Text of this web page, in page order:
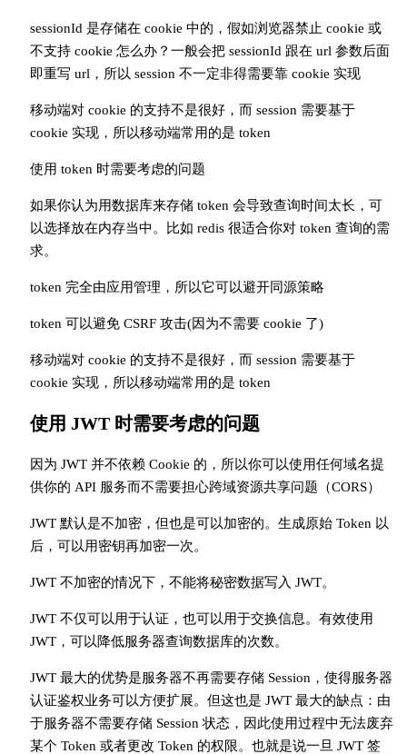
sessionId 是存储在 cookie 中的，假如浏览器禁止 cookie 或
不支持 cookie 怎么办？一般会把 sessionId 跟在 url 参数后面
即重写 url，所以 session 不一定非得需要靠 cookie 实现
移动端对 cookie 的支持不是很好，而 session 需要基于
cookie 实现，所以移动端常用的是 token
使用 token 时需要考虑的问题
如果你认为用数据库来存储 token 会导致查询时间太长，可
以选择放在内存当中。比如 redis 很适合你对 token 查询的需
求。
token 完全由应用管理，所以它可以避开同源策略
token 可以避免 CSRF 攻击(因为不需要 cookie 了)
移动端对 cookie 的支持不是很好，而 session 需要基于
cookie 实现，所以移动端常用的是 token
使用 JWT 时需要考虑的问题
因为 JWT 并不依赖 Cookie 的，所以你可以使用任何域名提
供你的 API 服务而不需要担心跨域资源共享问题（CORS）
JWT 默认是不加密，但也是可以加密的。生成原始 Token 以
后，可以用密钥再加密一次。
JWT 不加密的情况下，不能将秘密数据写入 JWT。
JWT 不仅可以用于认证，也可以用于交换信息。有效使用
JWT，可以降低服务器查询数据库的次数。
JWT 最大的优势是服务器不再需要存储 Session，使得服务器
认证鉴权业务可以方便扩展。但这也是 JWT 最大的缺点：由
于服务器不需要存储 Session 状态，因此使用过程中无法废弃
某个 Token 或者更改 Token 的权限。也就是说一旦 JWT 签